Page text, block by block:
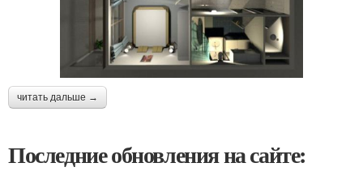
читать дальше →
Последние обновления на сайте: